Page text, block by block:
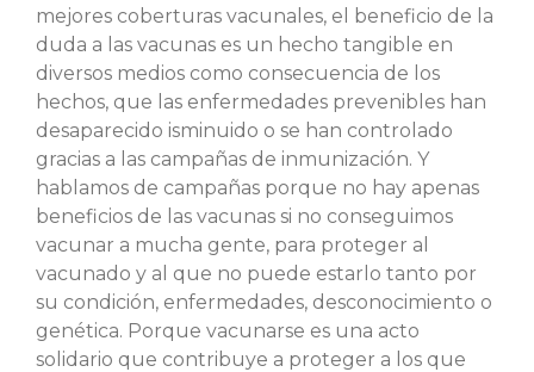
mejores coberturas vacunales, el beneficio de la
duda a las vacunas es un hecho tangible en
diversos medios como consecuencia de los
hechos, que las enfermedades prevenibles han
desaparecido isminuido o se han controlado
gracias a las campañas de inmunización. Y
hablamos de campañas porque no hay apenas
beneficios de las vacunas si no conseguimos
vacunar a mucha gente, para proteger al
vacunado y al que no puede estarlo tanto por
su condición, enfermedades, desconocimiento o
genética. Porque vacunarse es una acto
solidario que contribuye a proteger a los que